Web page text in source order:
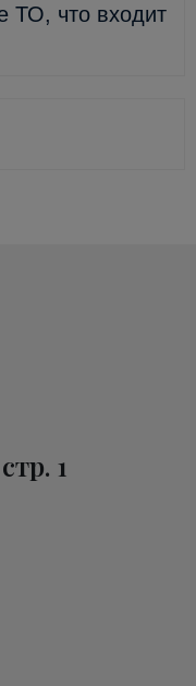
ТО, что входит
1